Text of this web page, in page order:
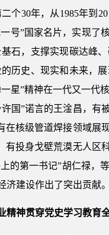
个30年，从1985年到
号”国家名片，实现了
石，支撑实现碳达峰
历史、现实和未来，
星”精神在一代又一代
国”诺言的王淦昌，有
核级管道焊接领域展
投身戈壁荒漠无人区
的第一书记”胡仁禄，
建设作出了突出贡献。
精神贯穿党史学习教育